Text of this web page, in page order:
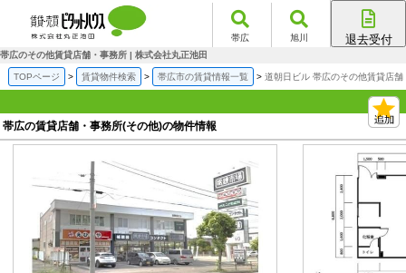
帯広 旭川 退去受付
帯広のその他賃貸店舗・事務所 | 株式会社丸正池田
TOPページ 賃貸物件検索 帯広市の賃貸情報一覧 道朝日ビル 帯広のその他賃貸店舗
帯広の賃貸店舗・事務所(その他)の物件情報